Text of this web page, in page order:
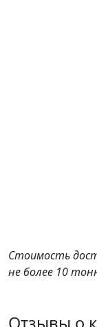
Стоимость
не более 10